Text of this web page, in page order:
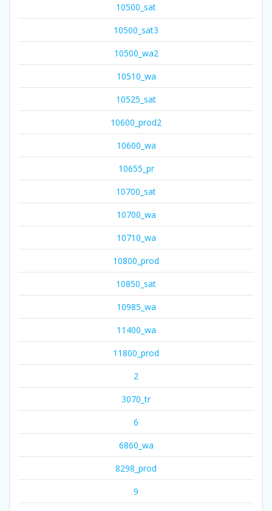
10500_sat
10500_sat3
10500_wa2
10510_wa
10525_sat
10600_prod2
10600_wa
10655_pr
10700_sat
10700_wa
10710_wa
10800_prod
10850_sat
10985_wa
11400_wa
11800_prod
2
3070_tr
6
6860_wa
8298_prod
9